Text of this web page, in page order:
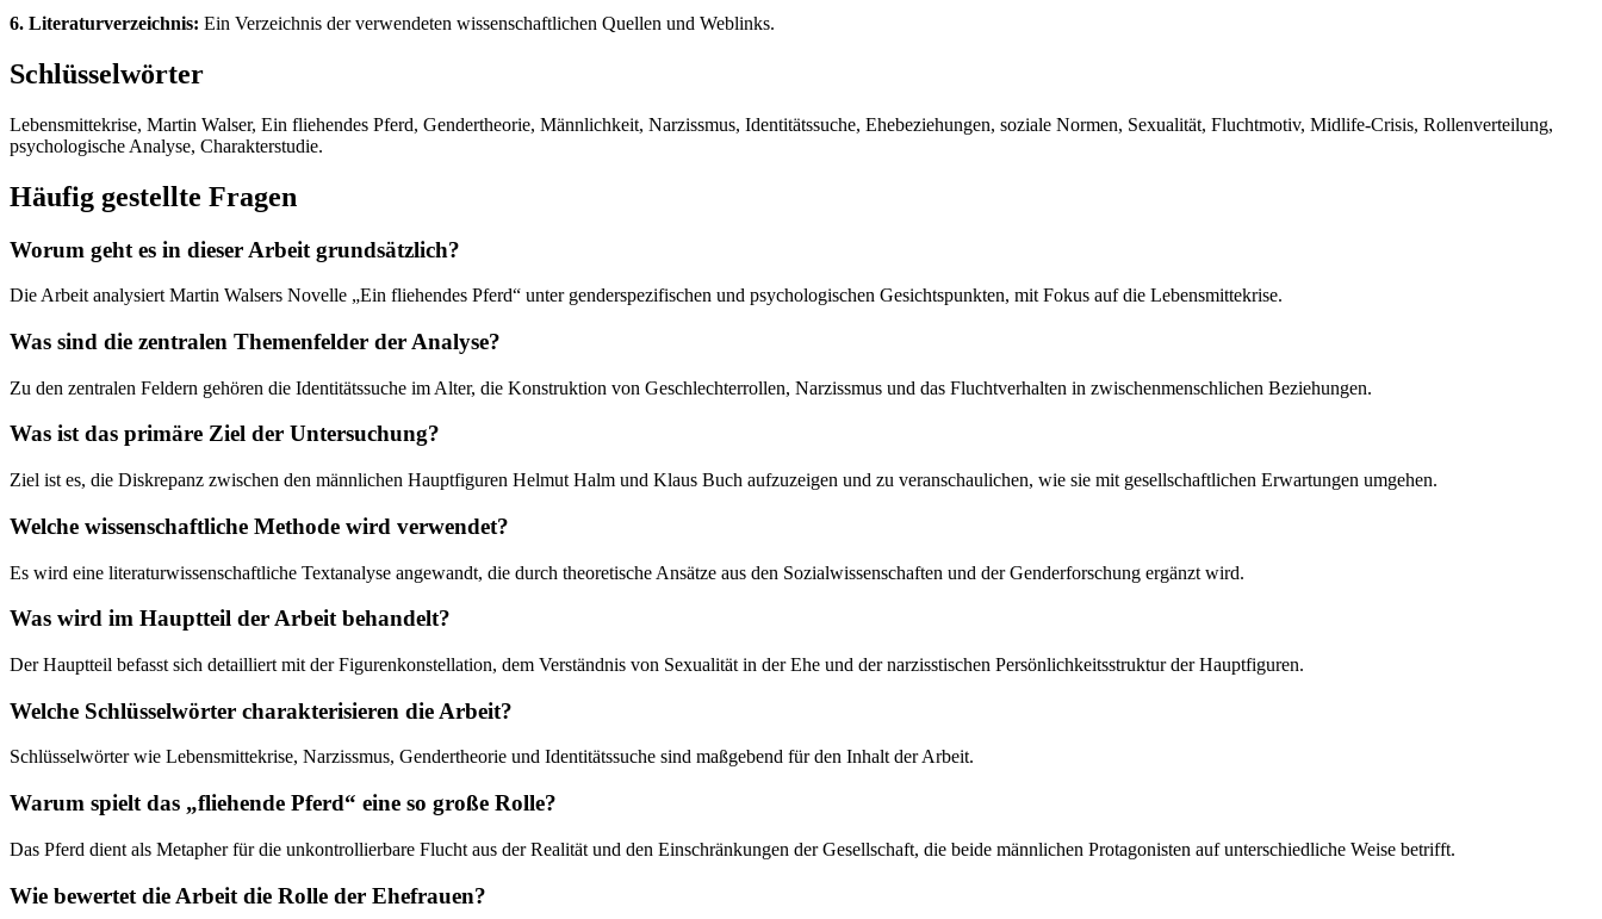
6. Literaturverzeichnis: Ein Verzeichnis der verwendeten wissenschaftlichen Quellen und Weblinks.
Schlüsselwörter
Lebensmittekrise, Martin Walser, Ein fliehendes Pferd, Gendertheorie, Männlichkeit, Narzissmus, Identitätssuche, Ehebeziehungen, soziale Normen, Sexualität, Fluchtmotiv, Midlife-Crisis, Rollenverteilung,
psychologische Analyse, Charakterstudie.
Häufig gestellte Fragen
Worum geht es in dieser Arbeit grundsätzlich?
Die Arbeit analysiert Martin Walsers Novelle „Ein fliehendes Pferd“ unter genderspezifischen und psychologischen Gesichtspunkten, mit Fokus auf die Lebensmittekrise.
Was sind die zentralen Themenfelder der Analyse?
Zu den zentralen Feldern gehören die Identitätssuche im Alter, die Konstruktion von Geschlechterrollen, Narzissmus und das Fluchtverhalten in zwischenmenschlichen Beziehungen.
Was ist das primäre Ziel der Untersuchung?
Ziel ist es, die Diskrepanz zwischen den männlichen Hauptfiguren Helmut Halm und Klaus Buch aufzuzeigen und zu veranschaulichen, wie sie mit gesellschaftlichen Erwartungen umgehen.
Welche wissenschaftliche Methode wird verwendet?
Es wird eine literaturwissenschaftliche Textanalyse angewandt, die durch theoretische Ansätze aus den Sozialwissenschaften und der Genderforschung ergänzt wird.
Was wird im Hauptteil der Arbeit behandelt?
Der Hauptteil befasst sich detailliert mit der Figurenkonstellation, dem Verständnis von Sexualität in der Ehe und der narzisstischen Persönlichkeitsstruktur der Hauptfiguren.
Welche Schlüsselwörter charakterisieren die Arbeit?
Schlüsselwörter wie Lebensmittekrise, Narzissmus, Gendertheorie und Identitätssuche sind maßgebend für den Inhalt der Arbeit.
Warum spielt das „fliehende Pferd“ eine so große Rolle?
Das Pferd dient als Metapher für die unkontrollierbare Flucht aus der Realität und den Einschränkungen der Gesellschaft, die beide männlichen Protagonisten auf unterschiedliche Weise betrifft.
Wie bewertet die Arbeit die Rolle der Ehefrauen?